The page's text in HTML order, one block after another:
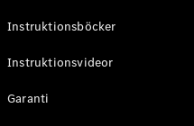
Coupé
Konfigurator
Instruktionsböcker
Instruktionsvideor
Garanti